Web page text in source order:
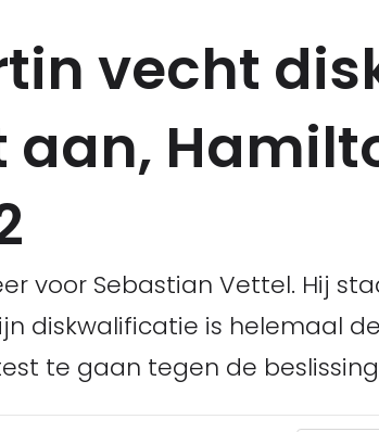
vecht
aan,
voor Sebastian Vettel. Hij
diskwalificatie is helemaal
te gaan tegen de